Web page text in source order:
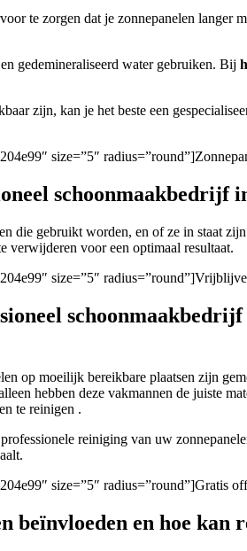
te zorgen dat je zonnepanelen langer
gedemineraliseerd water gebruiken. Bij
zijn, kan je het beste een
size=”5″
schoonmaakbedrijf
die gebruikt worden, en of ze in staat
verwijderen voor een optimaal resultaat.
size=”5″
op moeilijk bereikbare plaatsen zijn
hebben deze vakmannen de juiste
te reinigen .
reiniging van uw
size=”5″ radius=”round”]Gratis
beïnvloeden en hoe kan